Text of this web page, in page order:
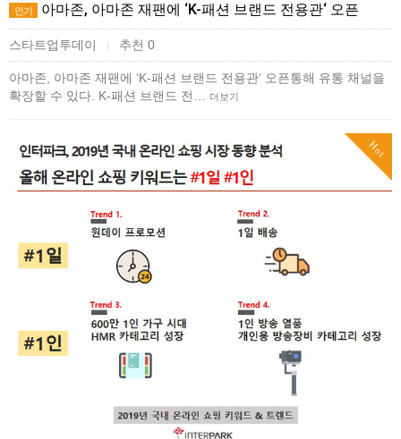
인기 아마존, 아마존 재팬에 ‘K-패션 브랜드 전용관‘ 오픈
스타트업투데이 추천 0
아마존, 아마존 재팬에 ‘K-패션 브랜드 전용관‘ 오픈통해 유통 채널을
확장할 수 있다. K-패션 브랜드 전… 더보기
Hot